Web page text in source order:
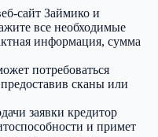
сайт Займико и
все необходимые
информация, сумма
потребоваться
сканы или
заявки кредитор
и примет